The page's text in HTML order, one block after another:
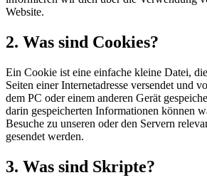
Website.
2. Was sind Cookies?
Ein Cookie ist eine einfache kleine Datei,
Seiten einer Internetadresse versendet und
dem PC oder einem anderen Gerät
darin gespeicherten Informationen können
Besuche zu unseren oder den Servern
gesendet werden.
3. Was sind Skripte?